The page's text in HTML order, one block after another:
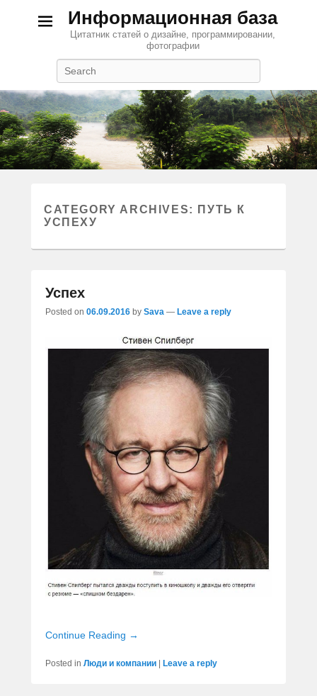
Информационная база
Цитатник статей о дизайне, программировании,
фотографии
CATEGORY ARCHIVES:
ПУТЬ К
УСПЕХУ
Успех
Posted on 06.09.2016 by Sava — Leave a reply
Continue Reading →
Posted in Люди и компании Leave a reply